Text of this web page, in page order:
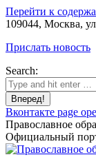
Перейти к
109044, Москва,
Прислать новость
Search:
Вконтакте page
Православное
Официальный